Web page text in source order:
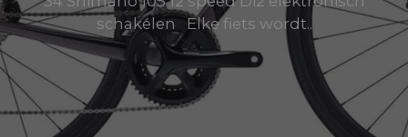
schakelen Elke fiets wordt..